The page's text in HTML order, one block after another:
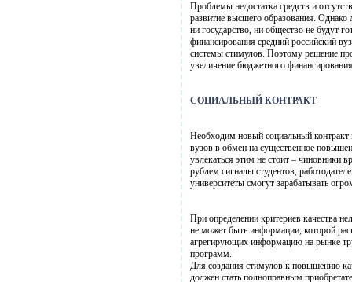
Проблемы недостатка средств и
развитие высшего образования.
ни государство, ни общество не будут
финансирования средний российский
системы стимулов. Поэтому решение
увеличение бюджетного
СОЦИАЛЬНЫЙ КОНТРАКТ
Необходим новый социальный
вузов в обмен на существенное
увлекаться этим не стоит – чиновники
рублем сигналы студентов,
университеты смогут зарабатывать
При определении критериев качества
не может быть информации, которой
агрегирующих информацию на рынке
программ.
Для создания стимулов к повышению
должен стать полноправным